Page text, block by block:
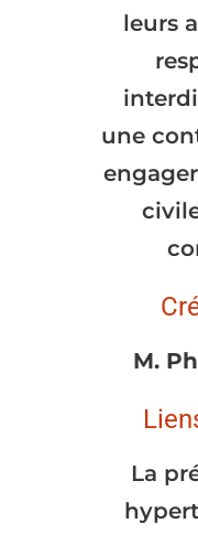
leurs
une
M.
La